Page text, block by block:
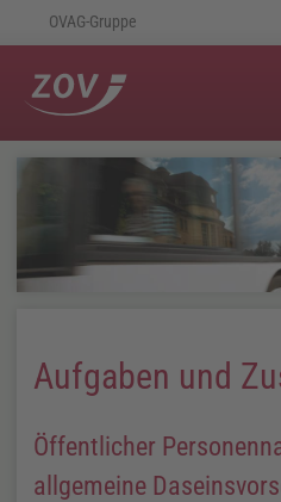
OVAG-Gruppe
Aufgaben und
Öffentlicher
allgemeine